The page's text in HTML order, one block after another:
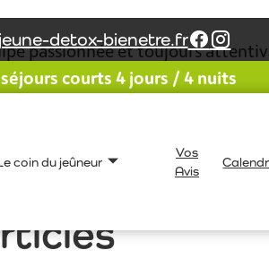
detox-bienetre.fr
courts 4 jours / 4 nuits
coin du jeûneur
Vos
Avis
passionnée et toujours
Olivier, Virginie, Cécile,